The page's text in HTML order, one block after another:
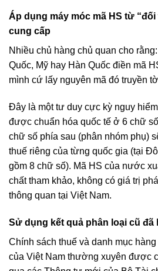
Áp dụng máy móc mã HS từ
cung cấp
Nhiều chủ hàng chủ quan cho
Quốc, Mỹ hay Hàn Quốc điền mã
mình cứ lấy nguyên mã đó truyền
Đây là một tư duy cực kỳ nguy
được chuẩn hóa quốc tế ở 6 chữ
chữ số phía sau (phân nhóm phụ)
thuế riêng của từng quốc gia (tại
gồm 8 chữ số). Mã HS của nước
chất tham khảo, không có giá trị
thông quan tại Việt Nam.
Sử dụng kết quả phân loại cũ đã
Chính sách thuế và danh mục
của Việt Nam thường xuyên được